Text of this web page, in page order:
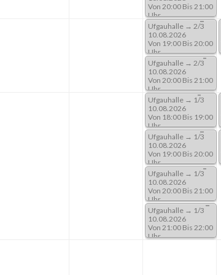
Von 20:00 Bis 21:00
Uhr
Ufgauhalle → 2/3
10.08.2026
Von 19:00 Bis 20:00
Uhr
Ufgauhalle → 2/3
10.08.2026
Von 20:00 Bis 21:00
Uhr
Ufgauhalle → 1/3
10.08.2026
Von 18:00 Bis 19:00
Uhr
Ufgauhalle → 1/3
10.08.2026
Von 19:00 Bis 20:00
Uhr
Ufgauhalle → 1/3
10.08.2026
Von 20:00 Bis 21:00
Uhr
Ufgauhalle → 1/3
10.08.2026
Von 21:00 Bis 22:00
Uhr